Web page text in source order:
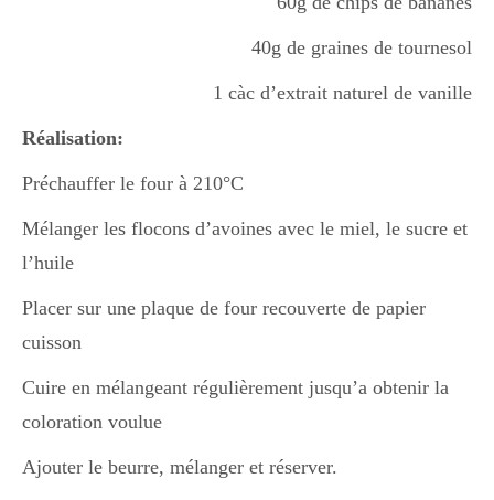
40g de graines de tournesol
1 càc d’extrait naturel de vanille
Réalisation:
Préchauffer le four à 210°C
Mélanger les flocons d’avoines avec le miel, le sucre et
l’huile
Placer sur une plaque de four recouverte de papier
cuisson
Cuire en mélangeant régulièrement jusqu’a obtenir la
coloration voulue
Ajouter le beurre, mélanger et réserver.